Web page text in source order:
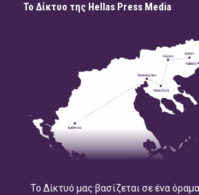
Το Δίκτυο της Hellas Press Media
Το Δίκτυό μας βασίζεται σε ένα